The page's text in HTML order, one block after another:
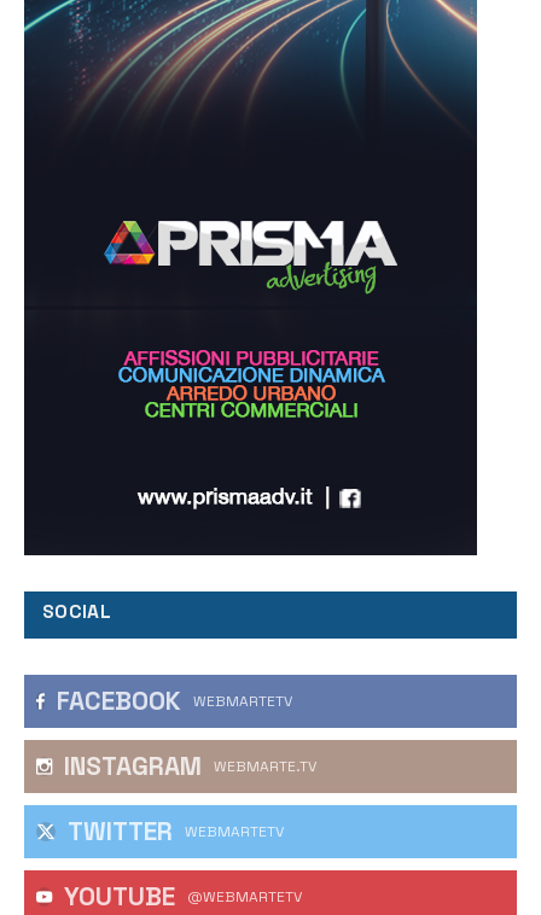
SOCIAL
FACEBOOK WEBMARTETV
INSTAGRAM WEBMARTE.TV
TWITTER WEBMARTETV
YOUTUBE @WEBMARTETV